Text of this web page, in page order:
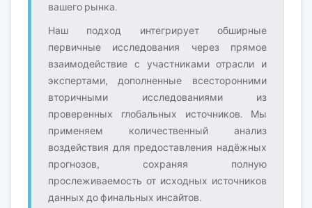
вашего рынка.
Наш подход интегрирует обширные
первичные исследования через прямое
взаимодействие с участниками отрасли и
экспертами, дополненные всесторонними
вторичными исследованиями из
проверенных глобальных источников. Мы
применяем количественный анализ
воздействия для предоставления надёжных
прогнозов, сохраняя полную
прослеживаемость от исходных источников
данных до финальных инсайтов.